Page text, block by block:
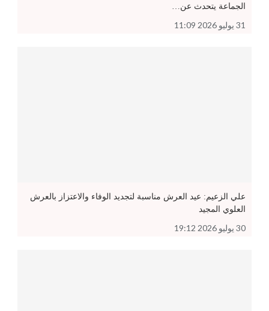
الجماعة يتحدث عن…
31 يوليو 2026 11:09
علي الزعيم: عيد العرش مناسبة لتجديد الوفاء والاعتزاز بالعرش
العلوي المجيد
30 يوليو 2026 19:12